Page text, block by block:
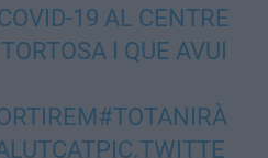
19 AL CENTRE
I QUE AVUI
#TOTANIRÀ
PIC.TWITTE